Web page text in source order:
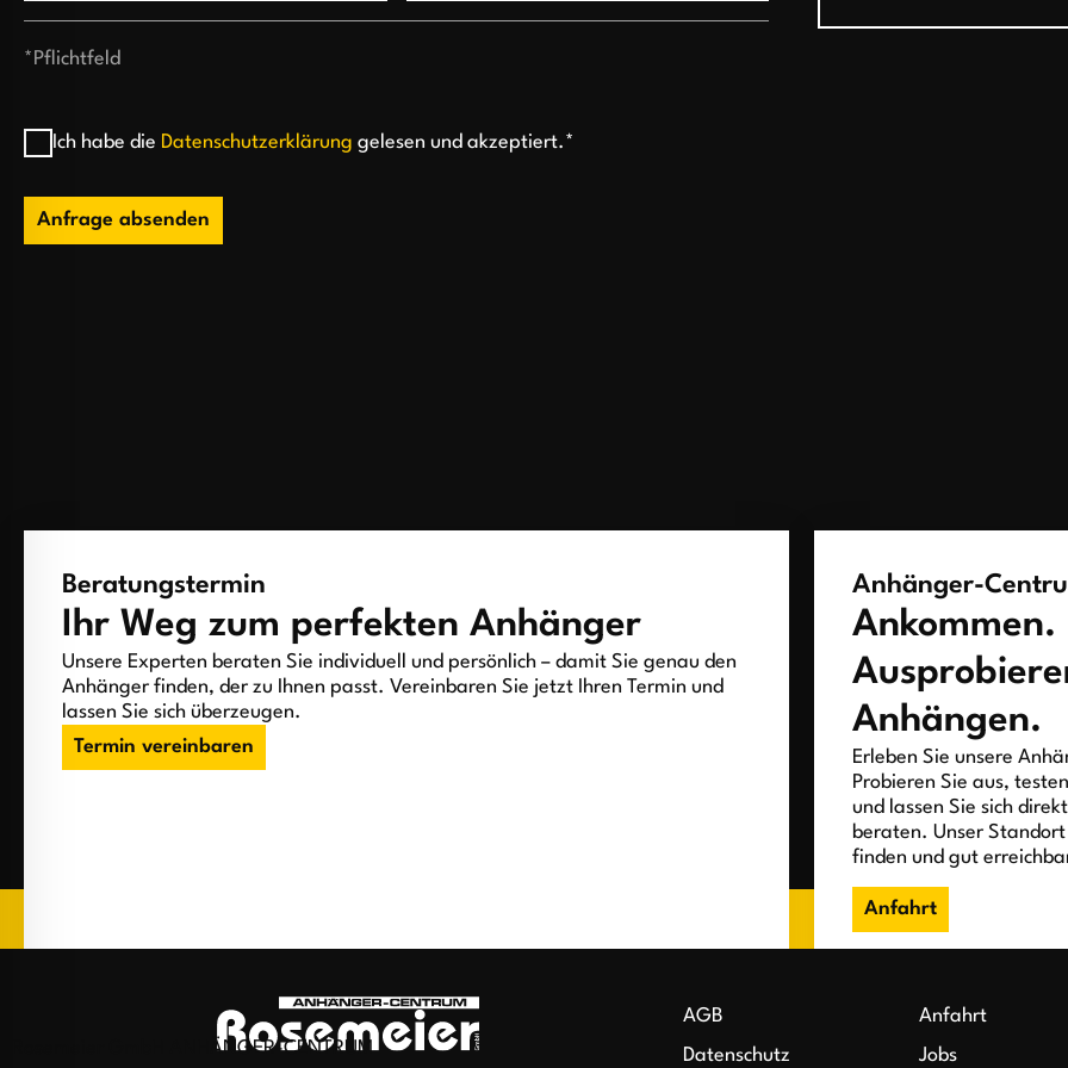
*Pflichtfeld
Ich habe die Datenschutzerklärung gelesen und akzeptiert.*
Anfrage absenden
Beratungstermin
Ihr Weg zum perfekten Anhänger
Unsere Experten beraten Sie individuell und persönlich – damit Sie genau den
Anhänger finden, der zu Ihnen passt. Vereinbaren Sie jetzt Ihren Termin und
lassen Sie sich überzeugen.
Termin vereinbaren
Anhänger-
Ankommen.
Anhängen.
Erleben Sie unsere
Probieren Sie aus,
und lassen Sie sich
beraten. Unser
finden und gut
Anfahrt
Rosemeier GmbH ANHÄNGER-CENTRUM
AGB
Datenschutz
Anfahrt
Jobs